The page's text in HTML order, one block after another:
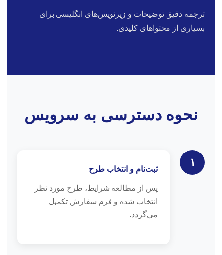
ترجمه دقیق توضیحات و زیرنویس‌های انگلیسی برای
بسیاری از محتواهای کلیدی.
نحوه دسترسی به سرویس
۱
ثبت‌نام و انتخاب طرح
پس از مطالعه شرایط، طرح مورد نظر
انتخاب شده و فرم سفارش تکمیل
می‌گردد.